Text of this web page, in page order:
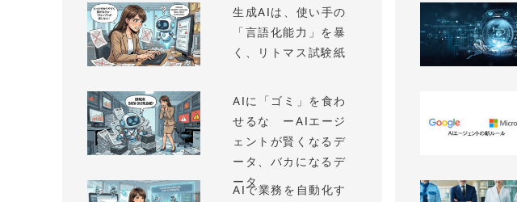
生成AIは、使い手の
「言語化能力」を暴
く、リトマス試験紙
AIに「ゴミ」を食わ
せるな ーAIエージ
ェントが賢くなるデ
ータ、バカになるデ
ータ
AIで業務を自動化す